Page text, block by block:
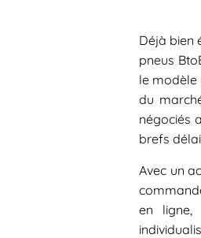
Déjà bien
pneus
le modèle
du
négociés
brefs
Avec un
en ligne,